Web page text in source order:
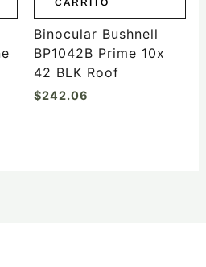
CARRITO
Binocular Bushnell
BP1042B Prime 10x
42 BLK Roof
$242.06